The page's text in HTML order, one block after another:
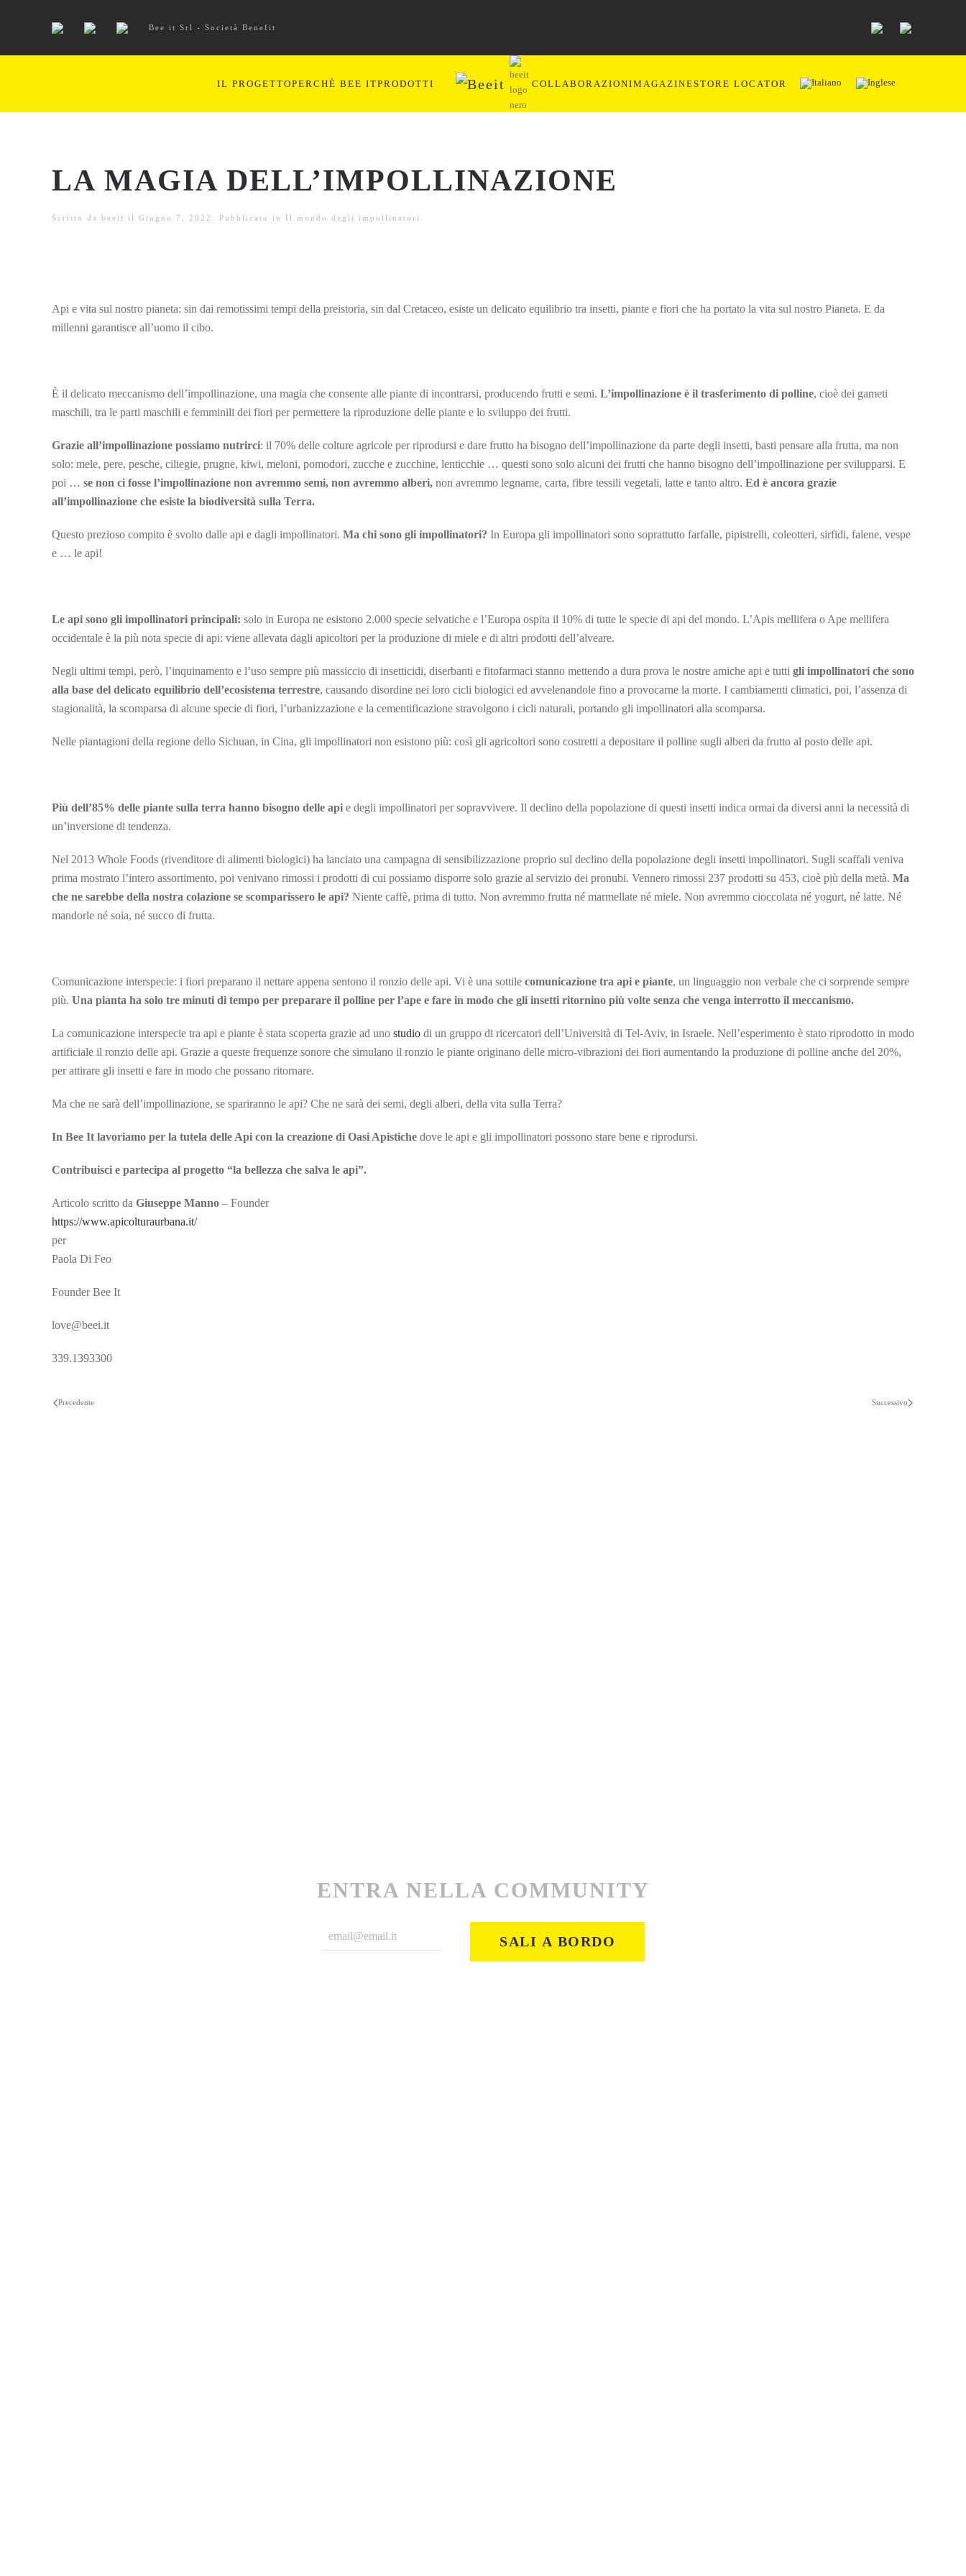
Bee it Srl - Società Benefit
IL PROGETTOPERCHÈ BEE ITPRODOTTI COLLABORAZIONIMAGAZINESTORE LOCATOR
LA MAGIA DELL’IMPOLLINAZIONE
Scritto da beeit il Giugno 7, 2022 . Pubblicato in Il mondo degli impollinatori
Api e vita sul nostro pianeta: sin dai remotissimi tempi della preistoria, sin dal Cretaceo, esiste un delicato equilibrio tra insetti, piante e fiori che ha portato la vita sul nostro Pianeta. E da
millenni garantisce all’uomo il cibo.
È il delicato meccanismo dell’impollinazione, una magia che consente alle piante di incontrarsi, producendo frutti e semi. L’impollinazione è il trasferimento di polline, cioè dei gameti
maschili, tra le parti maschili e femminili dei fiori per permettere la riproduzione delle piante e lo sviluppo dei frutti.
Grazie all’impollinazione possiamo nutrirci: il 70% delle colture agricole per riprodursi e dare frutto ha bisogno dell’impollinazione da parte degli insetti, basti pensare alla frutta, ma non
solo: mele, pere, pesche, ciliegie, prugne, kiwi, meloni, pomodori, zucche e zucchine, lenticchie … questi sono solo alcuni dei frutti che hanno bisogno dell’impollinazione per svilupparsi. E
poi … se non ci fosse l’impollinazione non avremmo semi, non avremmo alberi, non avremmo legname, carta, fibre tessili vegetali, latte e tanto altro. Ed è ancora grazie
all’impollinazione che esiste la biodiversità sulla Terra.
Questo prezioso compito è svolto dalle api e dagli impollinatori. Ma chi sono gli impollinatori? In Europa gli impollinatori sono soprattutto farfalle, pipistrelli, coleotteri, sirfidi, falene, vespe
e … le api!
Le api sono gli impollinatori principali: solo in Europa ne esistono 2.000 specie selvatiche e l’Europa ospita il 10% di tutte le specie di api del mondo. L’Apis mellifera o Ape mellifera
occidentale è la più nota specie di api: viene allevata dagli apicoltori per la produzione di miele e di altri prodotti dell’alveare.
Negli ultimi tempi, però, l’inquinamento e l’uso sempre più massiccio di insetticidi, diserbanti e fitofarmaci stanno mettendo a dura prova le nostre amiche api e tutti gli impollinatori che sono
alla base del delicato equilibrio dell’ecosistema terrestre, causando disordine nei loro cicli biologici ed avvelenandole fino a provocarne la morte. I cambiamenti climatici, poi, l’assenza di
stagionalità, la scomparsa di alcune specie di fiori, l’urbanizzazione e la cementificazione stravolgono i cicli naturali, portando gli impollinatori alla scomparsa.
Nelle piantagioni della regione dello Sichuan, in Cina, gli impollinatori non esistono più: così gli agricoltori sono costretti a depositare il polline sugli alberi da frutto al posto delle api.
Più dell’85% delle piante sulla terra hanno bisogno delle api e degli impollinatori per sopravvivere. Il declino della popolazione di questi insetti indica ormai da diversi anni la necessità di
un’inversione di tendenza.
Nel 2013 Whole Foods (rivenditore di alimenti biologici) ha lanciato una campagna di sensibilizzazione proprio sul declino della popolazione degli insetti impollinatori. Sugli scaffali veniva
prima mostrato l’intero assortimento, poi venivano rimossi i prodotti di cui possiamo disporre solo grazie al servizio dei pronubi. Vennero rimossi 237 prodotti su 453, cioè più della metà. Ma
che ne sarebbe della nostra colazione se scomparissero le api? Niente caffè, prima di tutto. Non avremmo frutta né marmellate né miele. Non avremmo cioccolata né yogurt, né latte. Né
mandorle né soia, né succo di frutta.
Comunicazione interspecie: i fiori preparano il nettare appena sentono il ronzio delle api. Vi è una sottile comunicazione tra api e piante, un linguaggio non verbale che ci sorprende sempre
più. Una pianta ha solo tre minuti di tempo per preparare il polline per l’ape e fare in modo che gli insetti ritornino più volte senza che venga interrotto il meccanismo.
La comunicazione interspecie tra api e piante è stata scoperta grazie ad uno studio di un gruppo di ricercatori dell’Università di Tel-Aviv, in Israele. Nell’esperimento è stato riprodotto in modo
artificiale il ronzio delle api. Grazie a queste frequenze sonore che simulano il ronzio le piante originano delle micro-vibrazioni dei fiori aumentando la produzione di polline anche del 20%,
per attirare gli insetti e fare in modo che possano ritornare.
Ma che ne sarà dell’impollinazione, se spariranno le api? Che ne sarà dei semi, degli alberi, della vita sulla Terra?
In Bee It lavoriamo per la tutela delle Api con la creazione di Oasi Apistiche dove le api e gli impollinatori possono stare bene e riprodursi.
Contribuisci e partecipa al progetto “la bellezza che salva le api”.
Articolo scritto da Giuseppe Manno – Founder
https://www.apicolturaurbana.it/
per
Paola Di Feo
Founder Bee It
love@beei.it
339.1393300
Precedente Successivo
ENTRA NELLA COMMUNITY
SALI A BORDO